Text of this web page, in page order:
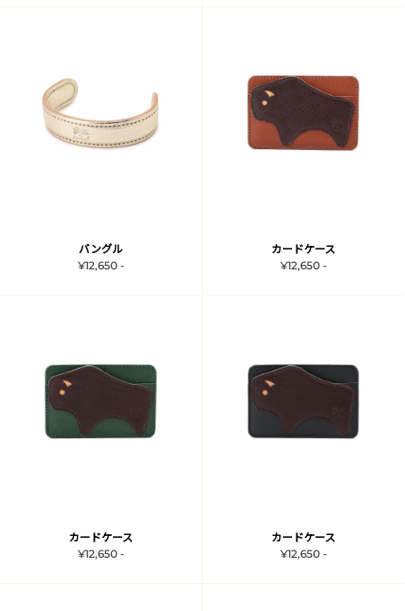
バングル
¥12,650 -
カードケース
¥12,650 -
カードケース
¥12,650 -
カードケース
¥12,650 -